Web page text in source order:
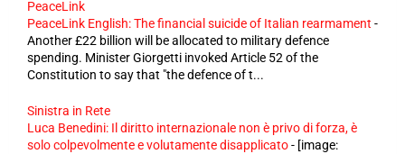
PeaceLink
PeaceLink English: The financial suicide of Italian rearmament -
Another £22 billion will be allocated to military defence
spending. Minister Giorgetti invoked Article 52 of the
Constitution to say that "the defence of t...
Sinistra in Rete
Luca Benedini: Il diritto internazionale non è privo di forza, è
solo colpevolmente e volutamente disapplicato- [image: